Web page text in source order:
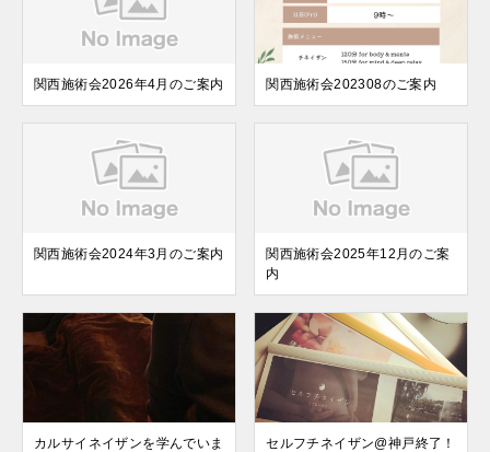
関西施術会2026年4月のご案内 関西施術会202308のご案内
関西施術会2024年3月のご案内
関西施術会2025年12月のご案
内
カルサイネイザンを学んでいま
セルフチネイザン@神戸終了！